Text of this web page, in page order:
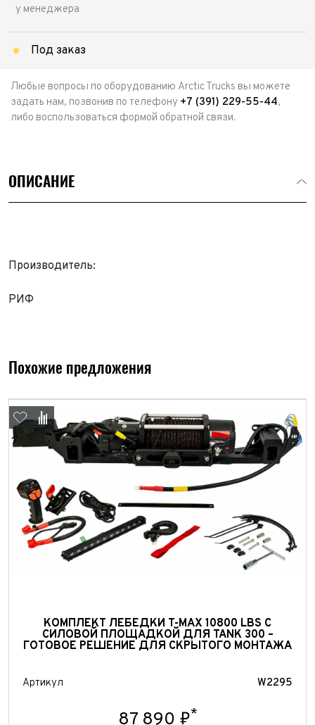
у менеджера
Под заказ
Любые вопросы по оборудованию Arctic Trucks вы можете
задать нам, позвонив по телефону +7 (391) 229-55-44,
либо воспользоваться формой обратной связи.
ОПИСАНИЕ
Производитель:
РИФ
Похожие предложения
КОМПЛЕКТ ЛЕБЕДКИ T-MAX 10800 LBS С
СИЛОВОЙ ПЛОЩАДКОЙ ДЛЯ TANK 300 –
ГОТОВОЕ РЕШЕНИЕ ДЛЯ СКРЫТОГО МОНТАЖА
Артикул W2295
87 890 ₽*
Обратная связь
Имя*
Выкуп авто